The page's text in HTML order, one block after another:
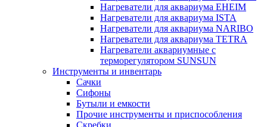
Нагреватели для аквариума EHEIM
Нагреватели для аквариума ISTA
Нагреватели для аквариума NARIBO
Нагреватели для аквариума TETRA
Нагреватели аквариумные с
терморегулятором SUNSUN
Инструменты и инвентарь
Сачки
Сифоны
Бутыли и емкости
Прочие инструменты и приспособления
Скребки